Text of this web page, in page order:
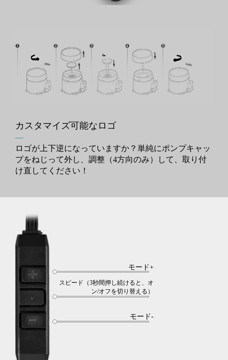
カスタマイズ可能なロゴ
―
ロゴが上下逆になっていますか？単純にポンプキャッ
プをねじって外し、調整（4方向のみ）して、取り付
け直してください！
モード+
スピード（3秒間押し続けると、オ
ン/オフを切り替える）
モード-